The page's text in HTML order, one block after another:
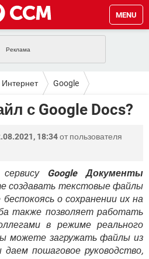
MENU
FACEBOOK
WINDOWS 10
TELEGRAM
INSTAGRAM
ИГРЫ
GOOGLE
ВКОНТАКТЕ
INSTAGRAM
ИГРЫ
ВКОНТАКТЕ
GOOGLE
TELEGRAM
ИГРЫ
Интернет Google
с Google Docs?
18:34от пользователя
Google Документы
создавать текстовые файлы
о сохранении их на
также позволяет работать
в режиме реального
можете загружать файлы из
пошаговое руководство,